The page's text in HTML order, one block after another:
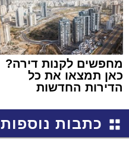
מחפשים לקנות דירה?
כאן תמצאו את כל
הדירות החדשות
כתבות נוספות